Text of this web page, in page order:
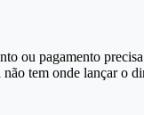
ou pagamento
não tem onde lançar o